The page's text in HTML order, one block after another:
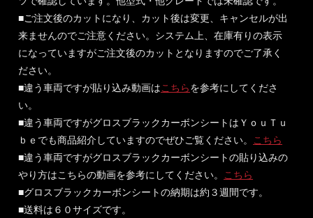
■ご注文後のカットになり、カット後は変更、キャンセルが出
来ませんのでご注意ください。システム上、在庫有りの表示
になっていますがご注文後のカットとなりますのでご了承く
ださい。
■違う車両ですが貼り込み動画はこちらを参考にしてくださ
い。
■違う車両ですがグロスブラックカーボンシートはＹｏｕＴｕ
ｂｅでも商品紹介していますのでぜひご覧ください。 こちら
■違う車両ですがグロスブラックカーボンシートの貼り込みの
やり方はこちらの動画を参考にしてください。 こちら
■グロスブラックカーボンシートの納期は約３週間です。
■送料は６０サイズです。